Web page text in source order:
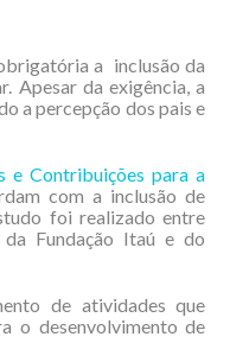
a inclusão da
Apesar da exigência, a
a percepção dos pais e
e Contribuições para a
com a inclusão de
foi realizado entre
Fundação Itaú e do
de atividades que
o desenvolvimento de